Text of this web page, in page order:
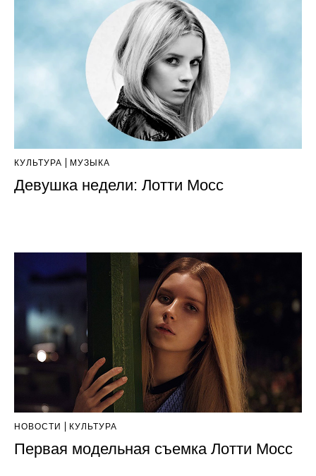
КУЛЬТУРА МУЗЫКА
Девушка недели: Лотти Мосс
НОВОСТИ КУЛЬТУРА
Первая модельная съемка Лотти Мосс